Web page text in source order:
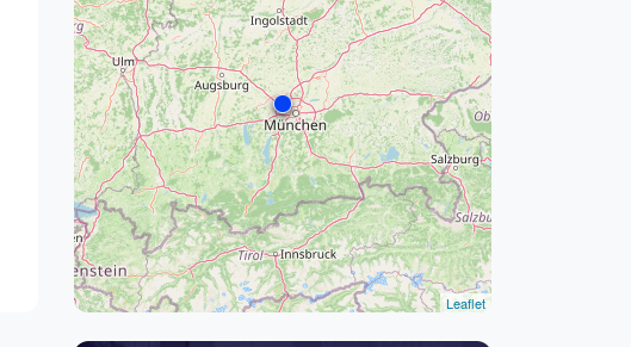
Leipzig
Dortmund
Essen
Leaflet